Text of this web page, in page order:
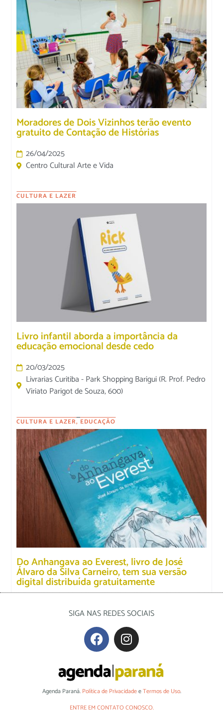
Moradores de Dois Vizinhos terão evento
gratuito de Contação de Histórias
26/04/2025
Centro Cultural Arte e Vida
CULTURA E LAZER
Livro infantil aborda a importância da
educação emocional desde cedo
20/03/2025
Livrarias Curitiba - Park Shopping Barigui (R. Prof. Pedro
Viriato Parigot de Souza, 600)
CULTURA E LAZER, EDUCAÇÃO
Do Anhangava ao Everest, livro de José
Álvaro da Silva Carneiro, tem sua versão
digital distribuída gratuitamente
SIGA NAS REDES SOCIAIS
Agenda Paraná. Política de PrivacidadeeTermos de Uso.
ENTRE EM CONTATO CONOSCO.